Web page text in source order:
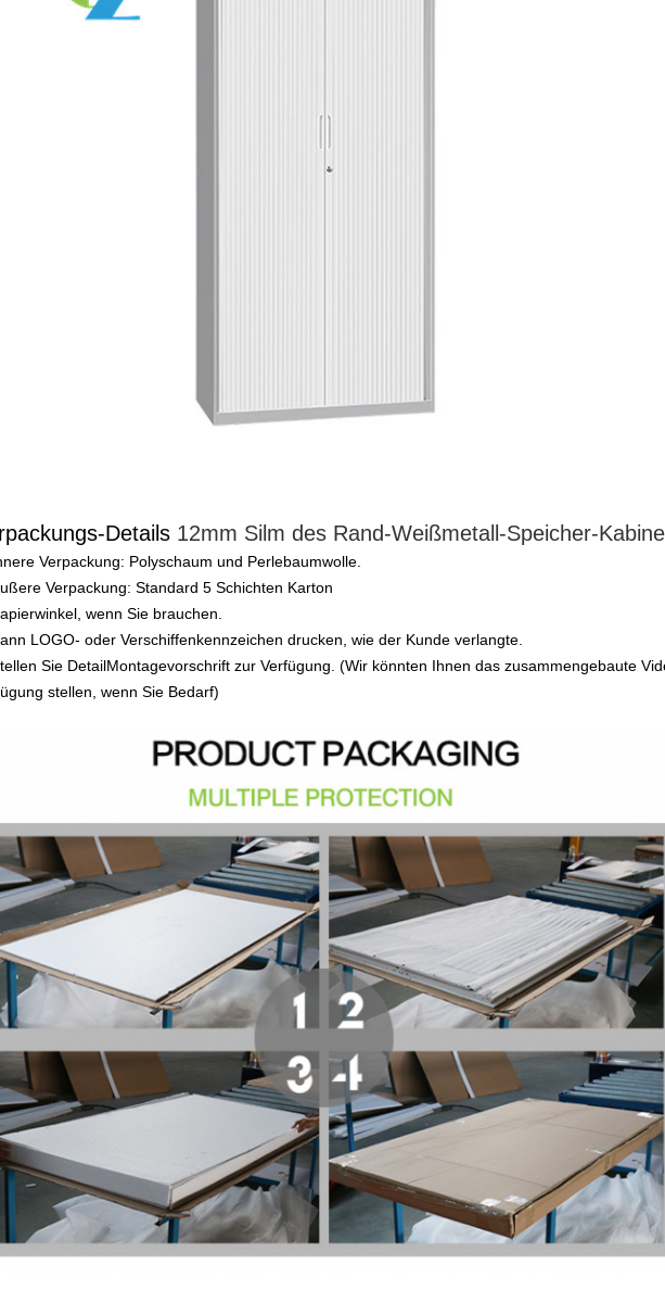
Details 12mm Silm des Rand-Weißmetall-Speicher-
Verpackung: Polyschaum und Perlebaumwolle.
Verpackung: Standard 5 Schichten Karton
wenn Sie brauchen.
LOGO- oder Verschiffenkennzeichen drucken, wie der Kunde verlangte.
Sie DetailMontagevorschrift zur Verfügung. (Wir könnten Ihnen das zusammengebaute
stellen, wenn Sie Bedarf)